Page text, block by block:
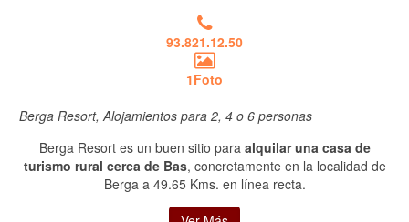
93.821.12.50
1Foto
Berga Resort, Alojamientos para 2, 4 o 6 personas
Berga Resort es un buen sitio para alquilar una casa de
turismo rural cerca de Bas, concretamente en la localidad de
Berga a 49.65 Kms. en línea recta.